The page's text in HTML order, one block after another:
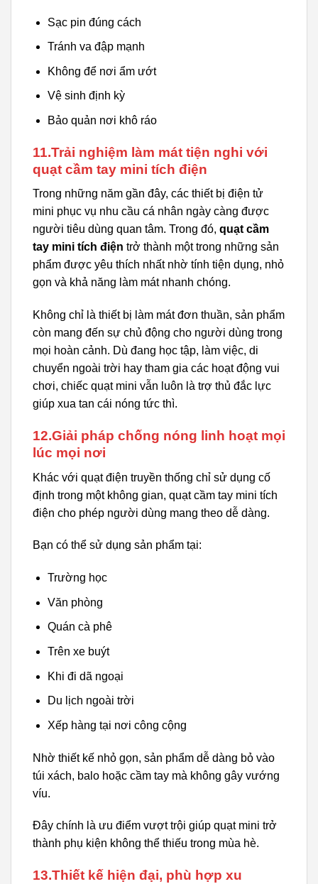
Sạc pin đúng cách
Tránh va đập mạnh
Không để nơi ẩm ướt
Vệ sinh định kỳ
Bảo quản nơi khô ráo
11.Trải nghiệm làm mát tiện nghi với
quạt cầm tay mini tích điện
Trong những năm gần đây, các thiết bị điện tử
mini phục vụ nhu cầu cá nhân ngày càng được
người tiêu dùng quan tâm. Trong đó, quạt cầm
tay mini tích điện trở thành một trong những sản
phẩm được yêu thích nhất nhờ tính tiện dụng, nhỏ
gọn và khả năng làm mát nhanh chóng.
Không chỉ là thiết bị làm mát đơn thuần, sản phẩm
còn mang đến sự chủ động cho người dùng trong
mọi hoàn cảnh. Dù đang học tập, làm việc, di
chuyển ngoài trời hay tham gia các hoạt động vui
chơi, chiếc quạt mini vẫn luôn là trợ thủ đắc lực
giúp xua tan cái nóng tức thì.
12.Giải pháp chống nóng linh hoạt mọi
lúc mọi nơi
Khác với quạt điện truyền thống chỉ sử dụng cố
định trong một không gian, quạt cầm tay mini tích
điện cho phép người dùng mang theo dễ dàng.
Bạn có thể sử dụng sản phẩm tại:
Trường học
Văn phòng
Quán cà phê
Trên xe buýt
Khi đi dã ngoại
Du lịch ngoài trời
Xếp hàng tại nơi công cộng
Nhờ thiết kế nhỏ gọn, sản phẩm dễ dàng bỏ vào
túi xách, balo hoặc cầm tay mà không gây vướng
víu.
Đây chính là ưu điểm vượt trội giúp quạt mini trở
thành phụ kiện không thể thiếu trong mùa hè.
13.Thiết kế hiện đại, phù hợp xu